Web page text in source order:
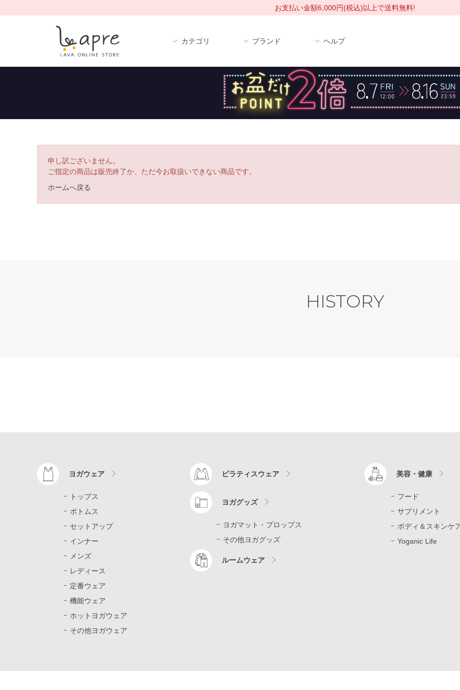
お支払い金額6,000円(税込)以上で送料無料!
カテゴリ ブランド ヘルプ
申し訳ございません。
ご指定の商品は販売終了か、ただ今お取扱いできない商品です。
ホームへ戻る
HISTORY
ヨガウェア
トップス
ボトムス
セットアップ
インナー
メンズ
レディース
定番ウェア
機能ウェア
ホットヨガウェア
その他ヨガウェア
ピラティスウェア
ヨガグッズ
ヨガマット・プロップス
その他ヨガグッズ
ルームウェア
美容・健康
フード
サプリメント
ボディ＆スキンケ
Yoganic Life